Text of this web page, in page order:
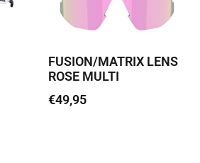
FUSION/MATRIX LENS
ROSE MULTI
€49,95